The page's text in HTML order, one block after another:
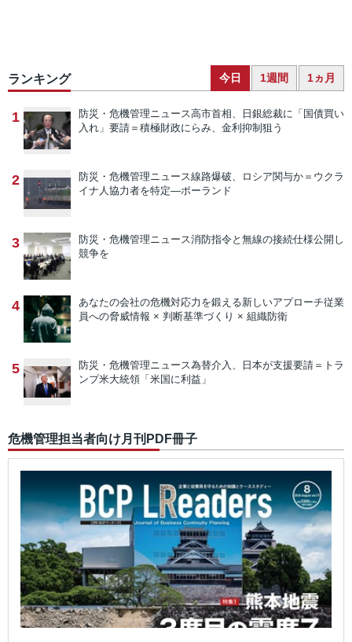
ランキング 今日 1週間 1ヵ月
1 防災・危機管理ニュース高市首相、日銀総裁に「国債買い
入れ」要請＝積極財政にらみ、金利抑制狙う
2 防災・危機管理ニュース線路爆破、ロシア関与か＝ウクラ
イナ人協力者を特定―ポーランド
3 防災・危機管理ニュース消防指令と無線の接続仕様公開し
競争を
4 あなたの会社の危機対応力を鍛える新しいアプローチ従業
員への脅威情報 × 判断基準づくり × 組織防衛
5 防災・危機管理ニュース為替介入、日本が支援要請＝トラ
ンプ米大統領「米国に利益」
危機管理担当者向け月刊PDF冊子